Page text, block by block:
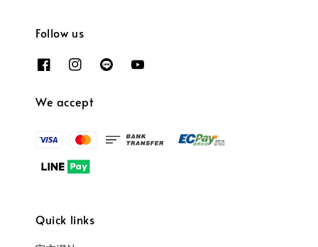
Follow us
We accept
Quick links